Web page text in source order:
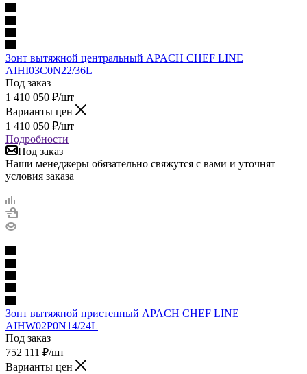
Зонт вытяжной центральный APACH CHEF LINE
AIHI03C0N22/36L
Под заказ
1 410 050 ₽/шт
Варианты цен
1 410 050 ₽/шт
Подробности
Под заказ
Наши менеджеры обязательно свяжутся с вами и уточнят
условия заказа
Зонт вытяжной пристенный APACH CHEF LINE
AIHW02P0N14/24L
Под заказ
752 111 ₽/шт
Варианты цен